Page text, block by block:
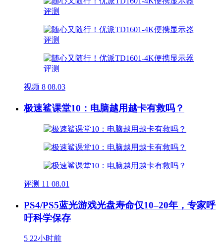
视频 8 08.03
极速鲨课堂10：电脑越用越卡有救吗？
评测 11 08.01
PS4/PS5蓝光游戏光盘寿命仅10–20年，专家呼
吁科学保存
5 22小时前